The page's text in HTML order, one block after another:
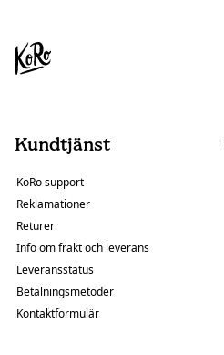
Kundtjänst
KoRo support
Reklamationer
Returer
Info om frakt och leverans
Leveransstatus
Betalningsmetoder
Kontaktformulär